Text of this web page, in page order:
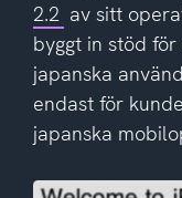
2.2 av sitt
byggt in stöd
japanska
endast för
japanska